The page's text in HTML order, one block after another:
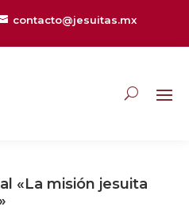
contacto@jesuitas.mx
«La misión jesuita